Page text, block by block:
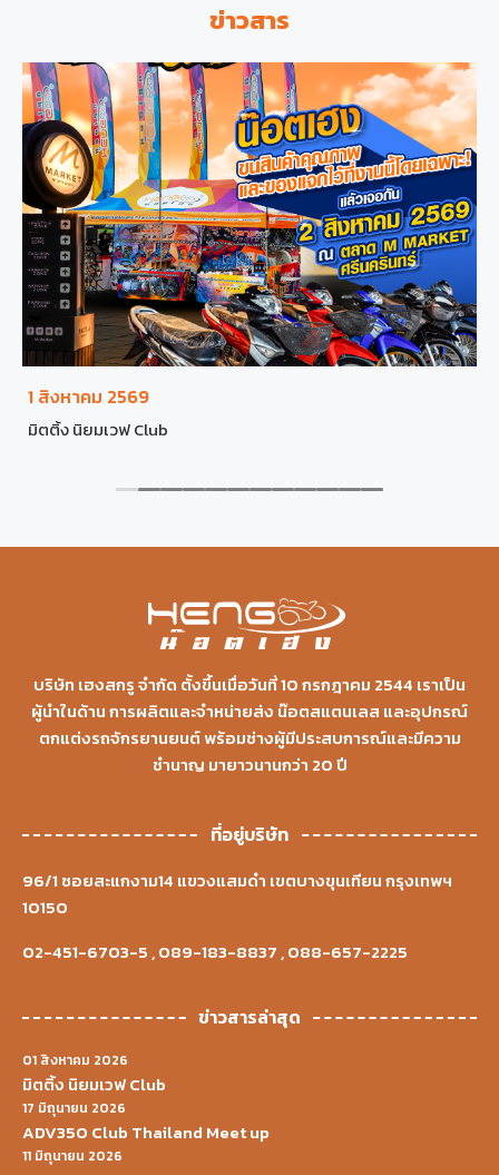
ข่าวสาร
1 สิงหาคม 2569
มิตติ้ง นิยมเวฟ Club
บริษัท เฮงสกรู จำกัด ตั้งขึ้นเมื่อวันที่ 10 กรกฎาคม 2544 เราเป็น
ผู้นำในด้าน การผลิตและจำหน่ายส่ง น๊อตสแตนเลส และอุปกรณ์
ตกแต่งรถจักรยานยนต์ พร้อมช่างผู้มีประสบการณ์และมีความ
ชำนาญ มายาวนานกว่า 20 ปี
ที่อยู่บริษัท
96/1 ซอยสะแกงาม14 แขวงแสมดำ เขตบางขุนเทียน กรุงเทพฯ
10150
02-451-6703-5,089-183-8837,088-657-2225
ข่าวสารล่าสุด
01 สิงหาคม 2026
มิตติ้ง นิยมเวฟ Club
17 มิถุนายน 2026
ADV350 Club Thailand Meet up
11 มิถุนายน 2026